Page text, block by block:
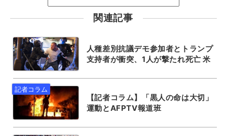
関連記事
人種差別抗議デモ参加者とトランプ
支持者が衝突、1人が撃たれ死亡 米
【記者コラム】「黒人の命は大切」
運動とAFPTV報道班